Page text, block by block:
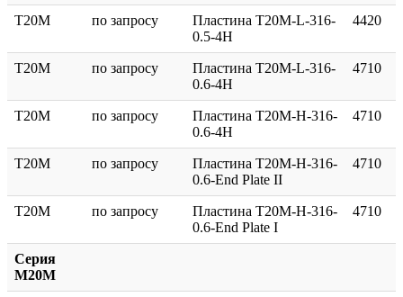
T20M по запросу
Пластина T20M-L-316-
0.5-4H
4420
T20M по запросу
Пластина T20M-L-316-
0.6-4H
4710
T20M по запросу
Пластина T20M-H-316-
0.6-4H
4710
T20M по запросу
Пластина T20M-H-316-
0.6-End Plate II
4710
T20M по запросу
Пластина T20M-H-316-
0.6-End Plate I
4710
Серия
M20M